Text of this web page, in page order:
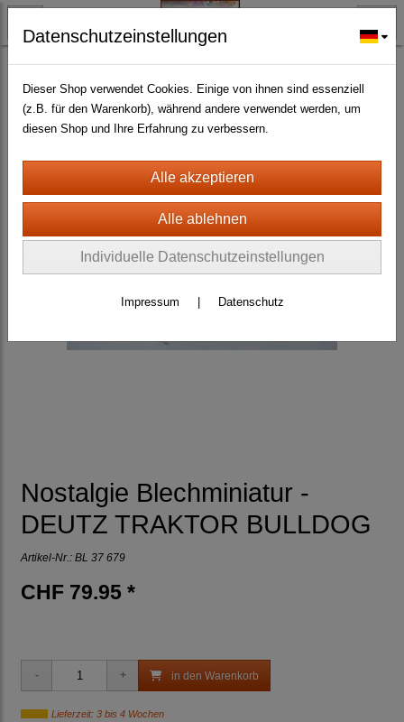
BLECHMODELLE + BLECHSPIELWAREN ANTIK
Nostalgie Blechminiaturen+Blechspielwaren(101)
Nostalgie Blechminiatur -
DEUTZ TRAKTOR BULLDOG
Artikel-Nr.: BL 37 679
CHF 79.95 *
in den Warenkorb
Lieferzeit: 3 bis 4 Wochen
Datenschutzeinstellungen
Dieser Shop verwendet Cookies. Einige von ihnen sind essenziell
(z.B. für den Warenkorb), während andere verwendet werden, um
diesen Shop und Ihre Erfahrung zu verbessern.
Individuelle Datenschutzeinstellungen
Impressum Datenschutz